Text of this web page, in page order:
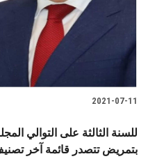
2021-07-11
للسنة الثالثة على التوالي
بتمريض تتصدر قائمة آخر